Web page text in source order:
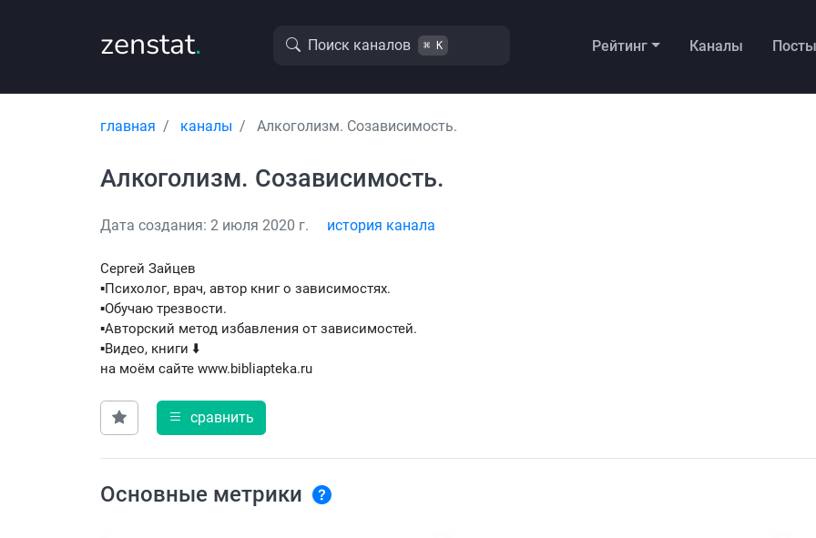
zenstat. Поиск каналов ⌘ K Рейтинг Каналы Посты
главная каналы Алкоголизм. Созависимость.
Алкоголизм. Созависимость.
Дата создания: 2 июля 2020 г. история канала
Сергей Зайцев
▪️Психолог, врач, автор книг о зависимостях.
▪️Обучаю трезвости.
▪️Авторский метод избавления от зависимостей.
▪️Видео, книги ⬇️
на моём сайте www.bibliapteka.ru
сравнить
Основные метрики